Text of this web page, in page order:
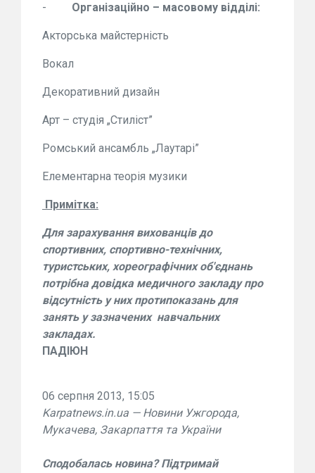
- Організаційно – масовому відділі:
Акторська майстерність
Вокал
Декоративний дизайн
Арт – студія „Стиліст”
Ромський ансамбль „Лаутарі”
Елементарна теорія музики
Примітка:
Для зарахування вихованцівдо
спортивних, спортивно-технічних,
туристських, хореографічних об'єднань
потрібна довідка медичного закладупро
відсутність у них протипоказань для
занять у зазначених навчальних
закладах.
ПАДІЮН
06 серпня 2013, 15:05
Karpatnews.in.ua — Новини Ужгорода,
Мукачева, Закарпаття та України
Сподобалась новина? Підтримай